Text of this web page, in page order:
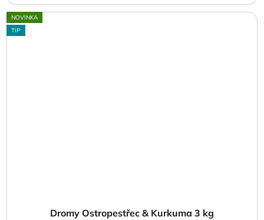
NOVINKA
TIP
Dromy Ostropestřec & Kurkuma 3 kg